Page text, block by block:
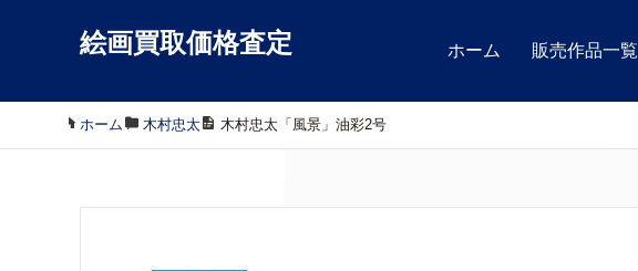
絵画買取価格査定 ホーム 販売作品一覧
ホーム / 木村忠太/ 木村忠太「風景」油彩2号